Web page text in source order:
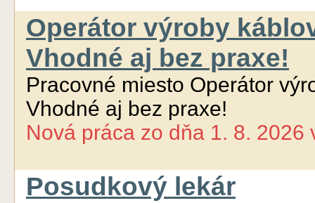
Operátor výroby
Vhodné aj bez praxe!
Pracovné miesto Operátor
Vhodné aj bez praxe!
Nová práca zo dňa 1. 8. 2026
Posudkový lekár